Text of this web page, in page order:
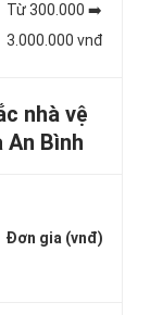
Từ 300.000 ➡️
3.000.000 vnđ
nhà vệ
Bình
Đơn gia (vnđ)